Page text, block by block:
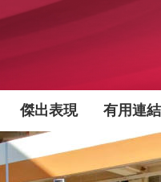
傑出表現 有用連結